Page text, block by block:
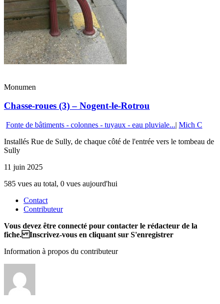
Monumen
Chasse-roues (3) – Nogent-le-Rotrou
Fonte de bâtiments - colonnes - tuyaux - eau pluviale...| Mich C
Installés Rue de Sully, de chaque côté de l'entrée vers le tombeau de
Sully
11 juin 2025
585 vues au total, 0 vues aujourd'hui
Contact
Contributeur
Vous devez être connecté pour contacter le rédacteur de la
fiche. Inscrivez-vous en cliquant sur S'enregistrer
Information à propos du contributeur